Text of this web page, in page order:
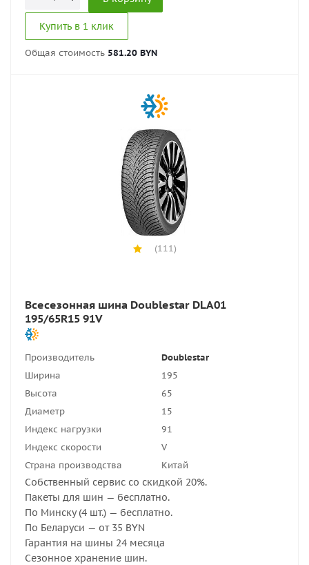
Купить в 1 клик
Общая стоимость 581.20 BYN
(111)
Всесезонная шина Doublestar DLA01
195/65R15 91V
Производитель
Doublestar
Ширина
195
Высота
65
Диаметр
15
Индекс нагрузки
91
Индекс скорости
V
Страна производства
Китай
Собственный сервис со скидкой 20%.
Пакеты для шин — бесплатно.
По Минску (4 шт.) — бесплатно.
По Беларуси — от 35 BYN
Гарантия на шины 24 месяца
Сезонное хранение шин.